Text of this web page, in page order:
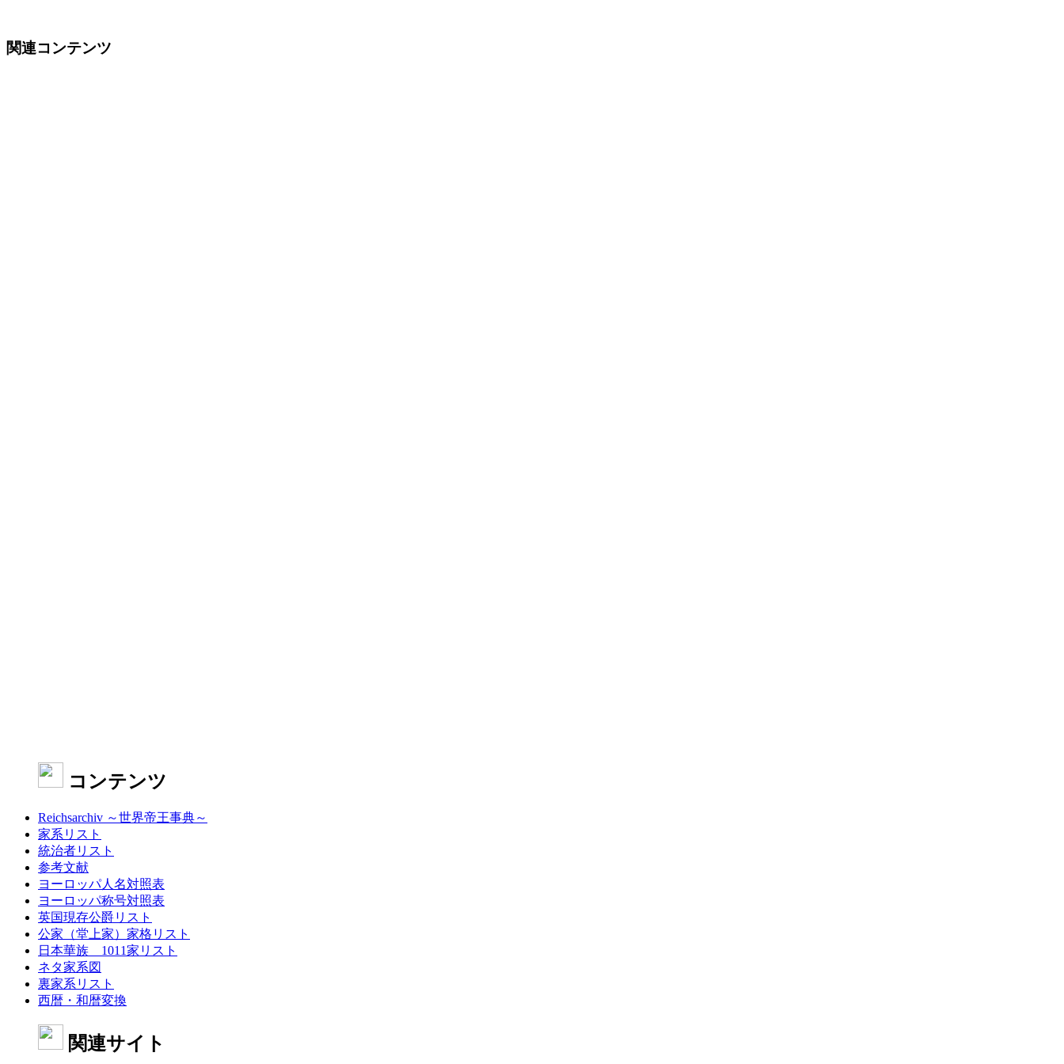
関連コンテンツ
コンテンツ
Reichsarchiv ～世界帝王事典～
家系リスト
統治者リスト
参考文献
ヨーロッパ人名対照表
ヨーロッパ称号対照表
英国現存公爵リスト
公家（堂上家）家格リスト
日本華族 1011家リスト
ネタ家系図
裏家系リスト
西暦・和暦変換
関連サイト